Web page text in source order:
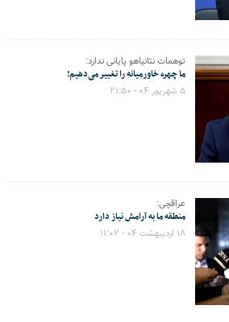
توهمات نتانیاهو پایانی ندارد:
ما چهره خاورمیانه را تغییر می‌دهیم!
۵ شهریور ۰۴ - ۲۱:۵۰
عراقچی:
منطقه ما به آرامش نیاز دارد
۱۸ اردیبهشت ۰۴ - ۱۱:۰۲